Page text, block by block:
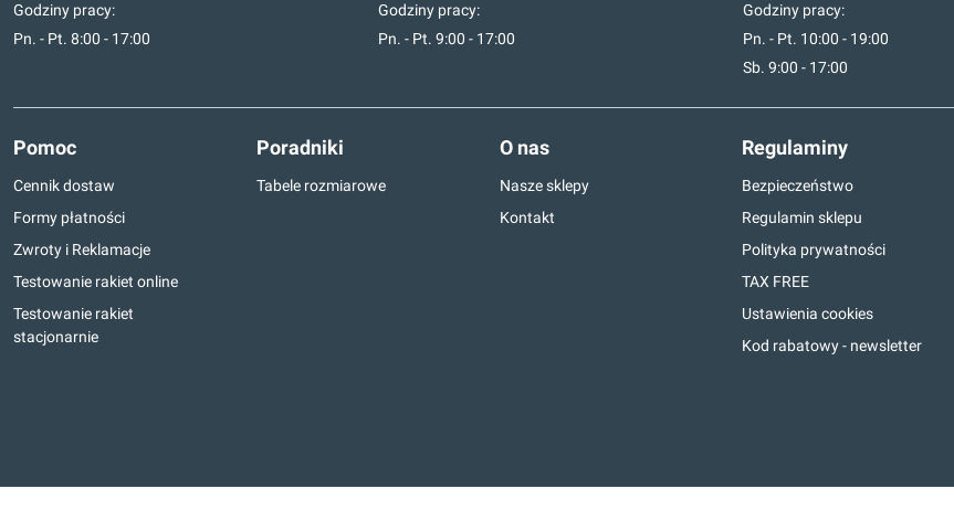
Godziny pracy:
Pn. - Pt. 8:00 - 17:00
Godziny pracy:
Pn. - Pt. 9:00 - 17:00
Godziny pracy:
Pn. - Pt. 10:00 - 19:00
Sb. 9:00 - 17:00
Pomoc
Cennik dostaw
Formy płatności
Zwroty i Reklamacje
Testowanie rakiet online
Testowanie rakiet
stacjonarnie
Poradniki
Tabele rozmiarowe
O nas
Nasze sklepy
Kontakt
Regulaminy
Bezpieczeństwo
Regulamin sklepu
Polityka prywatności
TAX FREE
Ustawienia cookies
Kod rabatowy - newsletter